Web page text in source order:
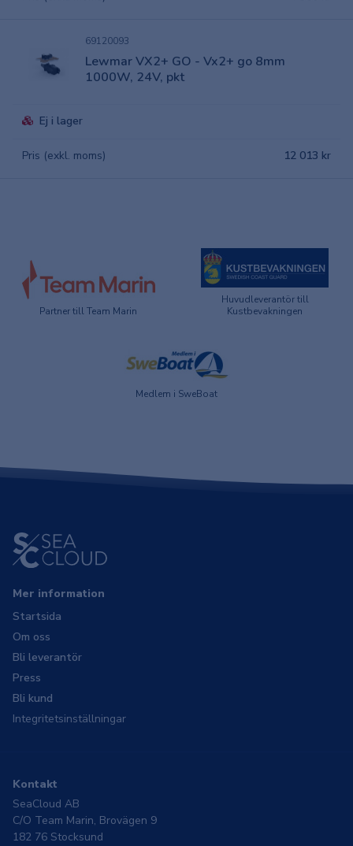
69120093
Lewmar VX2+ GO - Vx2+ go 8mm
1000W, 24V, pkt
Ej i lager
Pris (exkl. moms) 12 013 kr
Partner till Team Marin
Huvudleverantör till
Kustbevakningen
Medlem i SweBoat
Mer information
Startsida
Om oss
Bli leverantör
Press
Bli kund
Integritetsinställningar
Kontakt
SeaCloud AB
C/O Team Marin, Brovägen 9
182 76 Stocksund